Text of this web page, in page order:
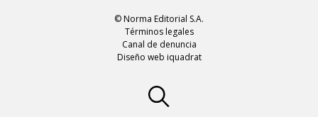
© Norma Editorial S.A.
Términos legales
Canal de denuncia
Diseño web iquadrat